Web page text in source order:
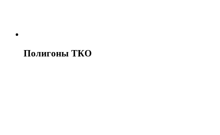
Полигоны ТКО